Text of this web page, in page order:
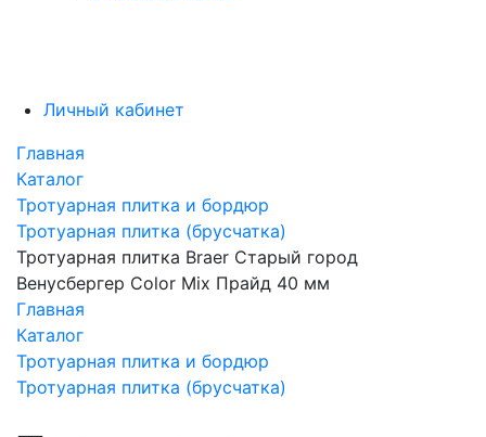
Личный кабинет
Главная
Каталог
Тротуарная плитка и бордюр
Тротуарная плитка (брусчатка)
Тротуарная плитка Braer Старый город
Венусбергер Color Mix Прайд 40 мм
Главная
Каталог
Тротуарная плитка и бордюр
Тротуарная плитка (брусчатка)